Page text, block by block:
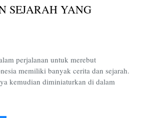
SEJARAH YANG
perjalanan untuk merebut
memiliki banyak cerita dan sejarah.
kemudian diminiaturkan di dalam